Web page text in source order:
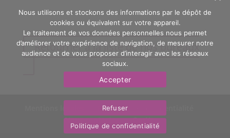
Retourner à la liste de nos bureaux
Politique de confidentialité
Nous contacter
OasYs
Nous utilisons et stockons des informations par le dépôt de
cookies ou équivalent sur votre appareil.
Le traitement de vos données personnelles nous permet
d’améliorer votre expérience de navigation, de mesurer notre
audience et de vous proposer d’interagir avec les réseaux
sociaux.
Accepter
Refuser
Politique de confidentialité